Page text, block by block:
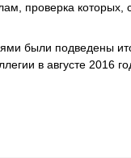
проверка которых,
были подведены
в августе 2016